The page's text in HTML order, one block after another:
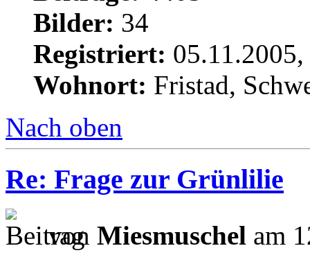
Bilder: 34
Registriert:
Wohnort: Fristad,
Nach oben
Re: Frage zur Grünlilie
von Miesmuschel am